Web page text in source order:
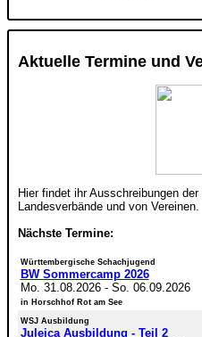
Aktuelle Termine und
Hier findet ihr Ausschreibungen
Landesverbände und von Vereinen.
Nächste Termine:
Württembergische Schachjugend
BW Sommercamp 2026
Mo. 31.08.2026- So. 06.09.2026
in Horschhof Rot am See
WSJ Ausbildung
Juleica Ausbildung - Teil 2